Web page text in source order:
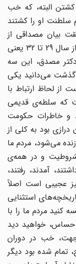
البته، که خب
او را کشتند
بیان مصداقی از
همین فعل و انفعالات بود یعنی شما ببینید از سال 29 تا 32 یعنی
مصدق، این سه
می‌دانید یکی
لحاظ ارتباط با
که سلطه‌ی قدیمی
خاطرات حکومت
بود به کلی از
می‌شود، مردم ما
و در همه‌ی
آمدند، رفتند،
عجیبی است اصلاً
استثنایی
مردم ما را با
خواهید دید
خب در دوران
شده بود دیگر